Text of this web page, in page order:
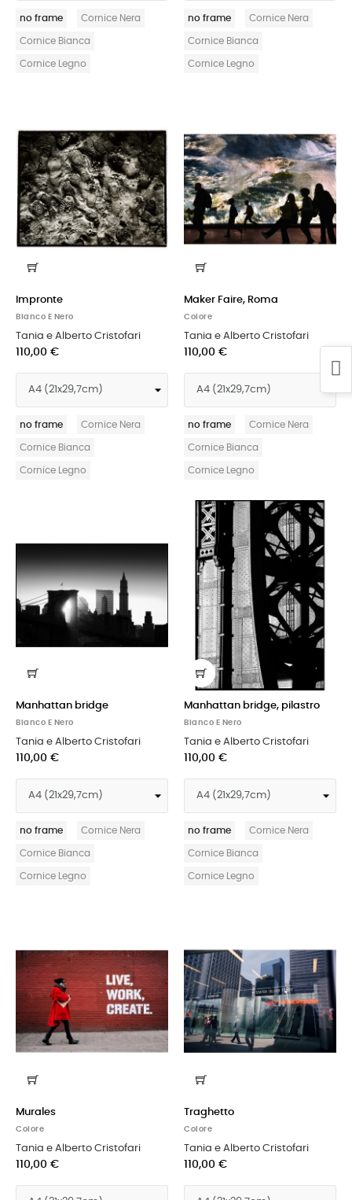
no frame Cornice Nera
Cornice Bianca
Cornice Legno
no frame Cornice Nera
Cornice Bianca
Cornice Legno
Impronte
Bianco E Nero
Tania e Alberto Cristofari
110,00 €
no frame Cornice Nera
Cornice Bianca
Cornice Legno
Maker Faire, Roma
Colore
Tania e Alberto Cristofari
110,00 €
no frame Cornice Nera
Cornice Bianca
Cornice Legno
Manhattan bridge
Bianco E Nero
Tania e Alberto Cristofari
110,00 €
no frame Cornice Nera
Cornice Bianca
Cornice Legno
Manhattan bridge, pilastro
Bianco E Nero
Tania e Alberto Cristofari
110,00 €
no frame Cornice Nera
Cornice Bianca
Cornice Legno
Murales
Colore
Tania e Alberto Cristofari
110,00 €
Traghetto
Colore
Tania e Alberto Cristofari
110,00 €